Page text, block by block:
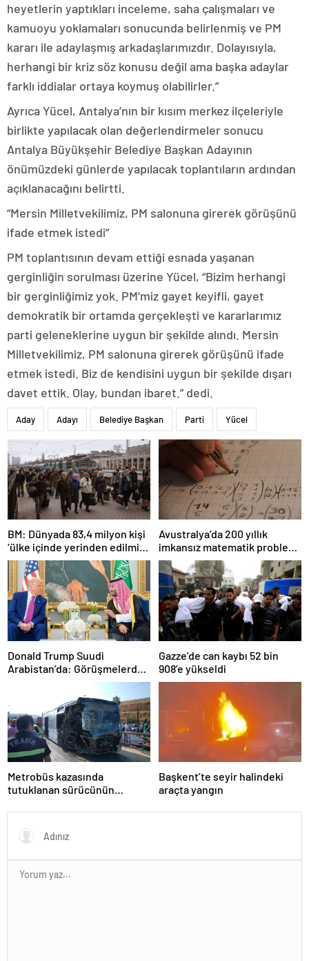
heyetlerin yaptıkları inceleme, saha çalışmaları ve
kamuoyu yoklamaları sonucunda belirlenmiş ve PM
kararı ile adaylaşmış arkadaşlarımızdır. Dolayısıyla,
herhangi bir kriz söz konusu değil ama başka adaylar
farklı iddialar ortaya koymuş olabilirler.”
Ayrıca Yücel, Antalya’nın bir kısım merkez ilçeleriyle
birlikte yapılacak olan değerlendirmeler sonucu
Antalya Büyükşehir Belediye Başkan Adayının
önümüzdeki günlerde yapılacak toplantıların ardından
açıklanacağını belirtti.
“Mersin Milletvekilimiz, PM salonuna girerek görüşünü
ifade etmek istedi”
PM toplantısının devam ettiği esnada yaşanan
gerginliğin sorulması üzerine Yücel, “Bizim herhangi
bir gerginliğimiz yok. PM’miz gayet keyifli, gayet
demokratik bir ortamda gerçekleşti ve kararlarımız
parti geleneklerine uygun bir şekilde alındı. Mersin
Milletvekilimiz, PM salonuna girerek görüşünü ifade
etmek istedi. Biz de kendisini uygun bir şekilde dışarı
davet ettik. Olay, bundan ibaret.” dedi.
Aday Adayı Belediye Başkan Parti Yücel
BM: Dünyada 83,4 milyon kişi
‘ülke içinde yerinden edilmiş’
olarak yaşıyor
Avustralya’da 200 yıllık
imkansız matematik problemi
çözüldü
Donald Trump Suudi
Arabistan’da: Görüşmelerde
Gazze’de can kaybı 52 bin
908’e yükseldi
Metrobüs kazasında
tutuklanan sürücünün
Başkent’te seyir halindeki
araçta yangın